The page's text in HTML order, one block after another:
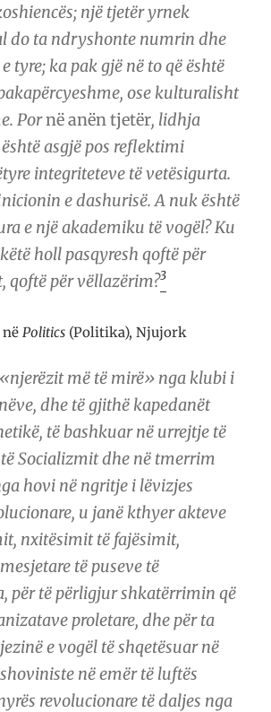
një tjetër yrnek
do ta ndryshonte numrin dhe
tyre; ka pak gjë në to që është
ose kulturalisht
Pornë anën tjetër, lidhja
asgjë pos reflektimi
integriteteve të vetësigurta.
e dashurisë. A nuk është
e një akademiku të vogël? Ku
holl pasqyresh qoftë për
qoftë për vëllazërim?3
Politics (Politika), Njujork
më të mirë» nga klubi i
dhe të gjithë kapedanët
të bashkuar në urrejtje të
Socializmit dhe në tmerrim
hovi në ngritje i lëvizjes
u janë kthyer akteve
nxitësimit të fajësimit,
të puseve të
për të përligjur shkatërrimin që
proletare, dhe për ta
e vogël të shqetësuar në
në emër të luftës
revolucionare të daljes nga